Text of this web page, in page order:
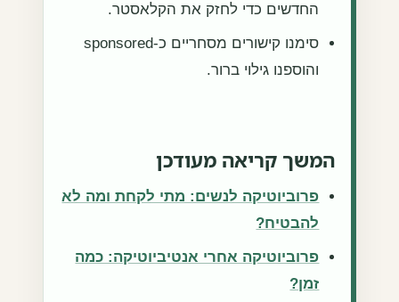
החדשים כדי לחזק את הקלאסטר.
סימנו קישורים מסחריים כ-sponsored
והוספנו גילוי ברור.
המשך קריאה מעודכן
פרוביוטיקה לנשים: מתי לקחת ומה לא
להבטיח?
פרוביוטיקה אחרי אנטיביוטיקה: כמה
זמן?